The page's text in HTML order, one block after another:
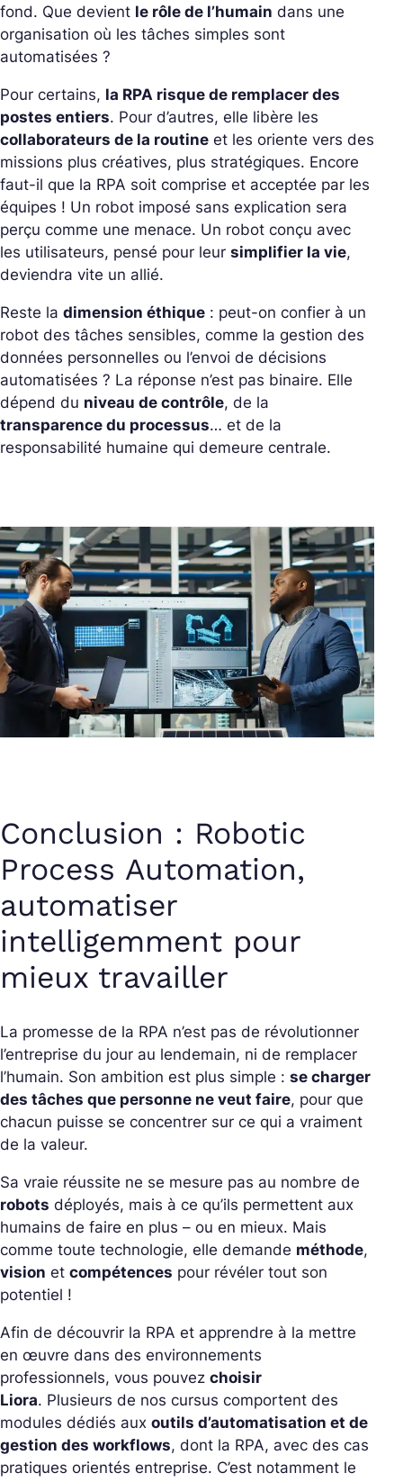
fond. Que devient le rôle de l’humain dans une
organisation où les tâches simples sont
automatisées ?
Pour certains, la RPA risque de remplacer des
postes entiers. Pour d’autres, elle libère les
collaborateurs de la routine et les oriente vers des
missions plus créatives, plus stratégiques. Encore
faut-il que la RPA soit comprise et acceptée par les
équipes ! Un robot imposé sans explication sera
perçu comme une menace. Un robot conçu avec
les utilisateurs, pensé pour leur simplifier la vie,
deviendra vite un allié.
Reste la dimension éthique : peut-on confier à un
robot des tâches sensibles, comme la gestion des
données personnelles ou l’envoi de décisions
automatisées ? La réponse n’est pas binaire. Elle
dépend du niveau de contrôle, de la
transparence du processus… et de la
responsabilité humaine qui demeure centrale.
Conclusion : Robotic
Process Automation,
automatiser
intelligemment pour
mieux travailler
La promesse de la RPA n’est pas de révolutionner
l’entreprise du jour au lendemain, ni de remplacer
l’humain. Son ambition est plus simple : se charger
des tâches que personne ne veut faire, pour que
chacun puisse se concentrer sur ce qui a vraiment
de la valeur.
Sa vraie réussite ne se mesure pas au nombre de
robots déployés, mais à ce qu’ils permettent aux
humains de faire en plus – ou en mieux. Mais
comme toute technologie, elle demande méthode,
vision et compétences pour révéler tout son
potentiel !
Afin de découvrir la RPA et apprendre à la mettre
en œuvre dans des environnements
professionnels, vous pouvez choisir
Liora. Plusieurs de nos cursus comportent des
modules dédiés aux outils d’automatisation et de
gestion des workflows, dont la RPA, avec des cas
pratiques orientés entreprise. C’est notamment le